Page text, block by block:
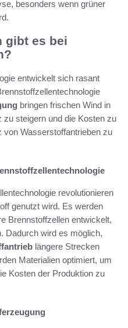
besonders wenn grüner
gibt es bei
entwickelt sich rasant
bringen frischen Wind in
steigern und die Kosten zu
Wasserstoffantrieben zu
revolutionieren
genutzt wird. Es werden
Brennstoffzellen entwickelt,
Dadurch wird es möglich,
längere Strecken
Materialien optimiert, um
Kosten der Produktion zu